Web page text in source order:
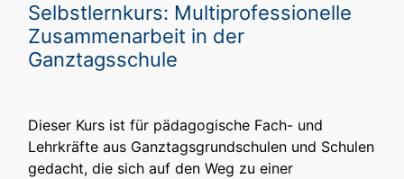
Selbstlernkurs: Multiprofessionelle
Zusammenarbeit in der
Ganztagsschule
Dieser Kurs ist für pädagogische Fach- und
Lehrkräfte aus Ganztagsgrundschulen und Schulen
gedacht, die sich auf den Weg zu einer